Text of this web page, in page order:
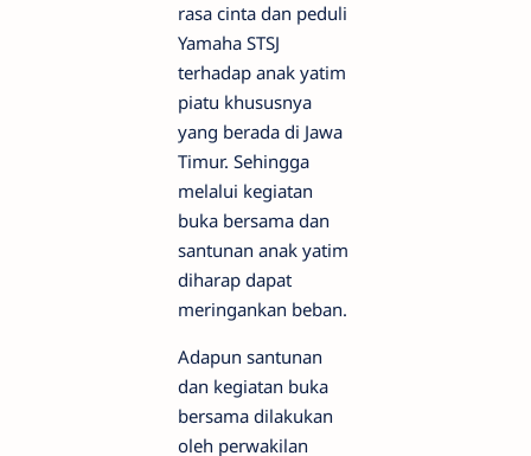
rasa cinta dan peduli
Yamaha STSJ
terhadap anak yatim
piatu khususnya
yang berada di Jawa
Timur. Sehingga
melalui kegiatan
buka bersama dan
santunan anak yatim
diharap dapat
meringankan beban.
Adapun santunan
dan kegiatan buka
bersama dilakukan
oleh perwakilan